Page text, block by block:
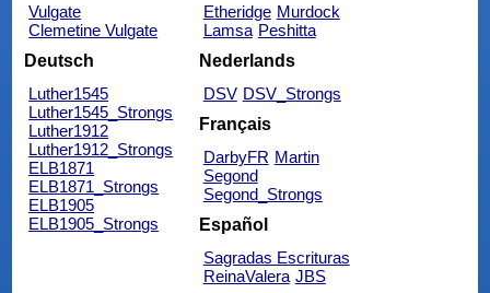
Vulgate
Clemetine Vulgate
Etheridge Murdock
Lamsa Peshitta
Deutsch
Luther1545
Luther1545_Strongs
Luther1912
Luther1912_Strongs
ELB1871
ELB1871_Strongs
ELB1905
ELB1905_Strongs
Nederlands
DSV DSV_Strongs
Français
DarbyFR Martin
Segond
Segond_Strongs
Español
Sagradas Escrituras
ReinaValera JBS